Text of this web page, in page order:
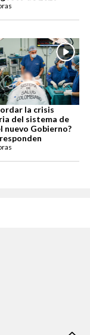
la crisis
del sistema de
nuevo Gobierno?